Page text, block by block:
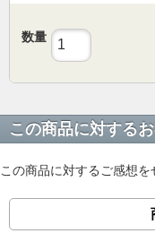
数量
この商品に対する
この商品に対するご感想を